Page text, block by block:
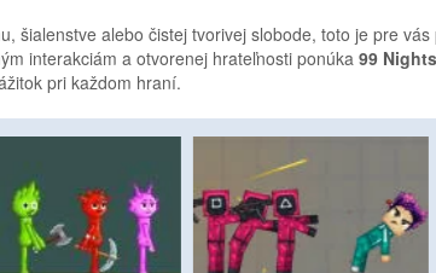
šialenstve alebo čistej tvorivej slobode, toto je pre
interakciám a otvorenej hrateľnosti ponúka99
pri každom hraní.